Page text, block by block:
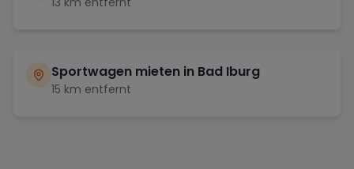
Sportwagen mieten in Bad Iburg
15 km entfernt